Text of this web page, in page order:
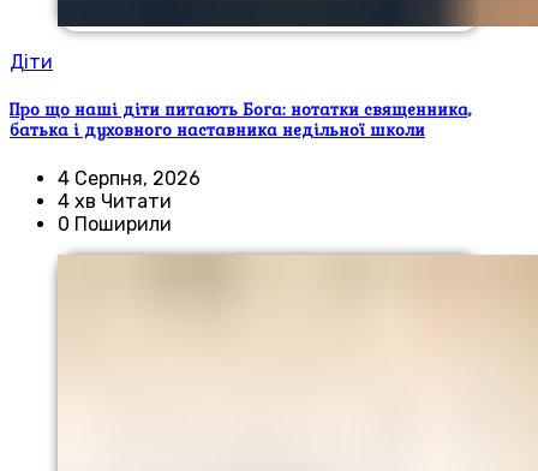
Діти
Про що наші діти питають Бога: нотатки священника,
батька і духовного наставника недільної школи
4 Серпня, 2026
4 хв Читати
0 Поширили